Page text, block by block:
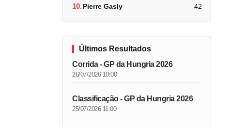
10.Pierre Gasly 42
Últimos Resultados
Corrida - GP da Hungria 2026
26/07/2026 10:00
Classificação - GP da Hungria 2026
25/07/2026 11:00